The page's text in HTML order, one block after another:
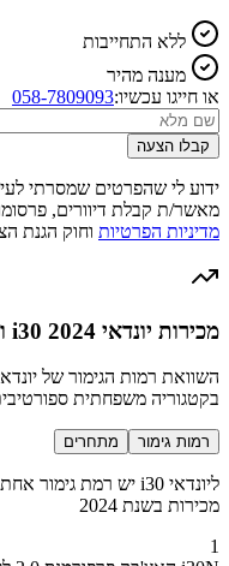
ללא התחייבות
מענה מהיר
או חייגו עכשיו:058-7809093
קבלו הצעה
ידוע לי שהפרטים שמסרתי
מאשר/ת קבלת דיוורים,
מדיניות הפרטיות וחוק הגנת
מכירות יונדאי i30 2024 והשוואה למתחרים
בקטגוריה משפחתית
רמות גימור מתחרים
מכירות בשנת 2024
1